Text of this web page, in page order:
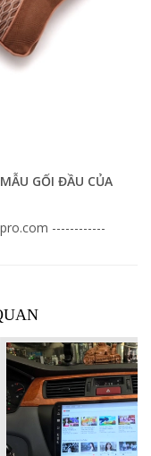
GỐI ĐẦU CỦA
------------